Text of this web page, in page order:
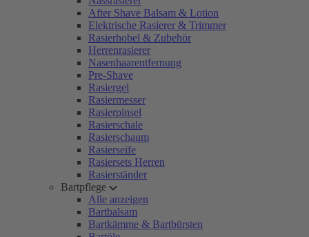
After Shave Balsam & Lotion
Elektrische Rasierer & Trimmer
Rasierhobel & Zubehör
Herrenrasierer
Nasenhaarentfernung
Pre-Shave
Rasiergel
Rasiermesser
Rasierpinsel
Rasierschale
Rasierschaum
Rasierseife
Rasiersets Herren
Rasierständer
Bartpflege
Alle anzeigen
Bartbalsam
Bartkämme & Bartbürsten